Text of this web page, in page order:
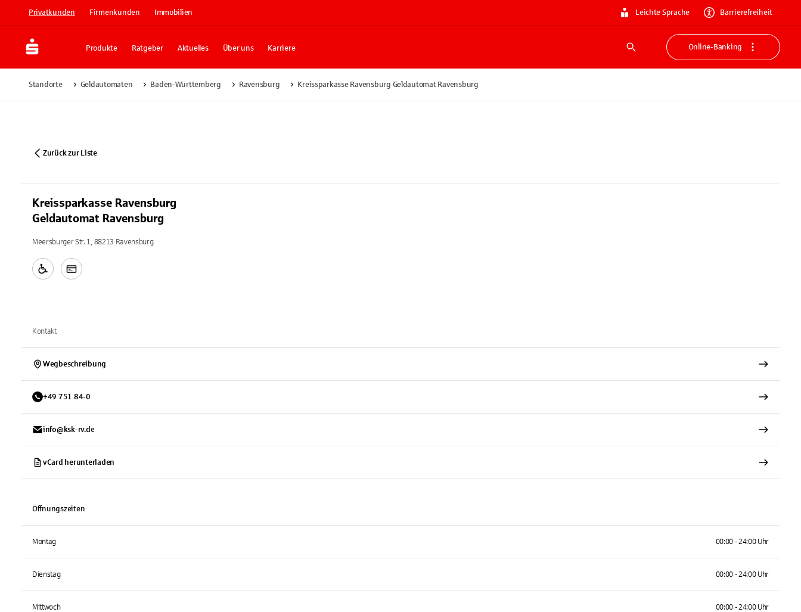
Privatkunden Firmenkunden Immobilien Leichte Sprache Barrierefreiheit
Produkte Ratgeber Aktuelles Über uns Karriere
Suche
Online-Banking
Standorte Geldautomaten Baden-Württemberg Ravensburg Kreissparkasse Ravensburg Geldautomat Ravensburg
Zurück zur Liste
Kreissparkasse Ravensburg
Geldautomat Ravensburg
Meersburger Str. 1, 88213 Ravensburg
Kontakt
Wegbeschreibung
+49 751 84-0
info@ksk-rv.de
vCard herunterladen
Öffnungszeiten
Montag 00:00 - 24:00 Uhr
Dienstag 00:00 - 24:00 Uhr
Mittwoch 00:00 - 24:00 Uhr